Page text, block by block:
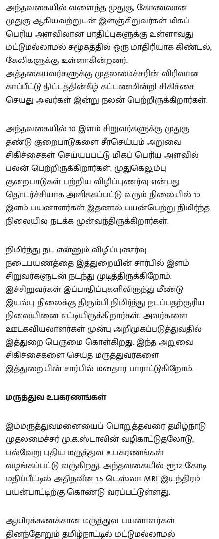
அந்தவகையில் வளைந்த முதுகு, கோணலான
முதுகு ஆகியவற்றுடன் இளஞ்சிறுவர்கள் மிகப்
பெரிய அளவிலான பாதிப்புகளுக்கு உள்ளாவது
மட்டுமல்லாமல் சமூகத்தில் ஒரு மாதிரியாக கிண்டல்,
கேலிகளுக்கு உள்ளாகின்றனர்.
அத்தகையவர்களுக்கு முதலமைச்சரின் விரிவான
காப்பீட்டு திட்டத்தின்கீழ் கட்டணமின்றி சிகிச்சை
செய்து அவர்கள் இன்று நலன் பெற்றிருக்கிறார்கள்.
அந்தவகையில் 10 இளம் சிறுவர்களுக்கு முதுகு
தண்டு குறைபாடுகளை சீர்செய்யும் அறுவை
சிகிச்சைகள் செய்யப்பட்டு மிகப் பெரிய அளவில்
பலன் பெற்றிருக்கிறார்கள். முதுகெலும்பு
குறைபாடுகள் பற்றிய விழிப்புணர்வு என்பது
தொடர்ச்சியாக அளிக்கப்பட்டு வரும் நிலையில் 10
இளம் பயனாளர்கள் இதனால் பயன்பெற்று நிமிர்ந்த
நிலையில் நடக்க முன்வந்திருக்கிறார்கள்.
நிமிர்ந்து நட என்னும் விழிப்புணர்வு
நடைபயணத்தை இத்துறையின் சார்பில் இளம்
சிறுவர்களுடன் நடந்து முடித்திருக்கிறோம்.
இச்சிறுவர்கள் இப்பாதிப்புகளிலிருந்து மீண்டு
இயல்பு நிலைக்கு திரும்பி நிமிர்ந்து நடப்பதற்குரிய
நிலையினை எட்டியிருக்கிறார்கள். அவர்களை
ஊடகவியலாளர்கள் முன்பு அறிமுகப்படுத்துவதில்
இத்துறை பெருமை கொள்கிறது. இந்த அறுவை
சிகிச்சைகளை செய்த மருத்துவர்களை
இத்துறையின் சார்பில் மனதார பாராட்டுகிறோம்.
மருத்துவ உபகரணங்கள்
இம்மருத்துவமனையைப் பொறுத்தவரை தமிழ்நாடு
முதலமைச்சர் மு.க.ஸ்டாலின் வழிகாட்டுதலோடு,
பல்வேறு புதிய மருத்துவ உபகரணங்கள்
வழங்கப்பட்டு வருகிறது. அந்தவகையில் ரூ.12 கோடி
மதிப்பீட்டில் அதிநவீன 1.5 டெஸ்லா MRI இயந்திரம்
பயன்பாட்டிற்கு கொண்டு வரப்பட்டுள்ளது.
ஆயிரக்கணக்கான மருத்துவ பயனாளர்கள்
தினந்தோறும் தமிழ்நாட்டில் மட்டுமல்லாமல்